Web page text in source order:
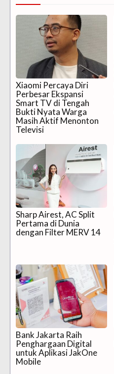
Xiaomi Percaya Diri
Perbesar Ekspansi
Smart TV di Tengah
Bukti Nyata Warga
Masih Aktif Menonton
Televisi
Sharp Airest, AC Split
Pertama di Dunia
dengan Filter MERV 14
Bank Jakarta Raih
Penghargaan Digital
untuk Aplikasi JakOne
Mobile